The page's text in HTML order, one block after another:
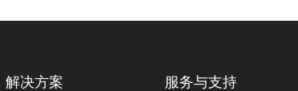
解决方案 服务与支持